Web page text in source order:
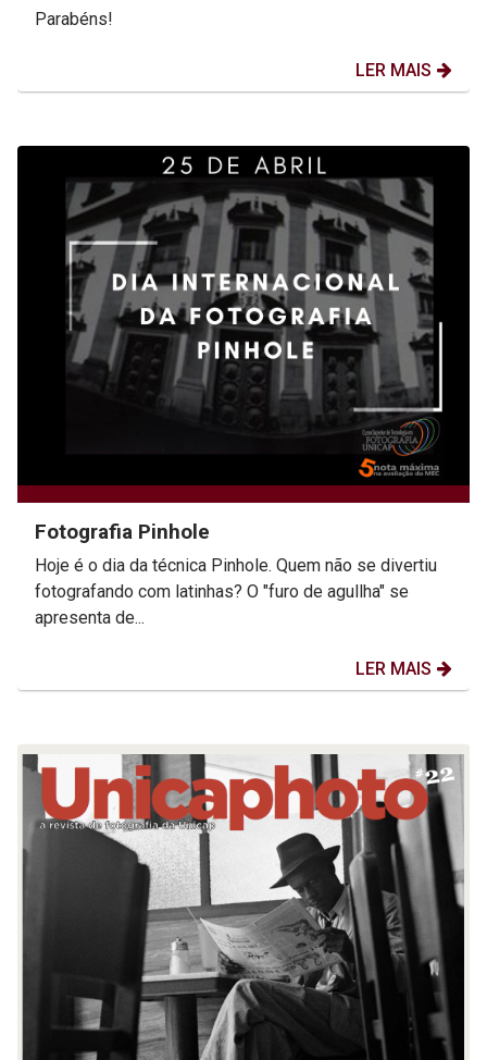
Parabéns!
LER MAIS
Fotografia Pinhole
Hoje é o dia da técnica Pinhole. Quem não se divertiu
fotografando com latinhas? O "furo de agullha" se
apresenta de...
LER MAIS